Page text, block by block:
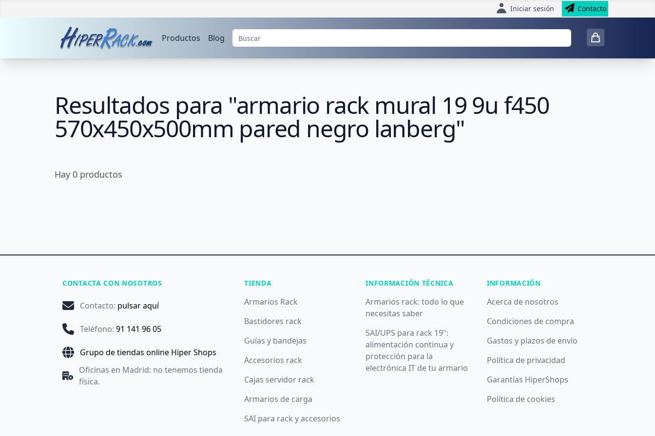
Iniciar sesión Contacto
Productos Blog
Resultados para "armario rack mural 19 9u f450
570x450x500mm pared negro lanberg"
Hay 0 productos
CONTACTA CON NOSOTROS
Contacto: pulsar aquí
Teléfono: 91 141 96 05
Grupo de tiendas online Hiper Shops
Oficinas en Madrid: no tenemos tienda
física.
TIENDA
Armarios Rack
Bastidores rack
Guías y bandejas
Accesorios rack
Cajas servidor rack
Armarios de carga
SAI para rack y accesorios
INFORMACIÓN TÉCNICA
Armarios rack: todo lo que
necesitas saber
SAI/UPS para rack 19":
alimentación continua y
protección para la
electrónica IT de tu armario
INFORMACIÓN
Acerca de nosotros
Condiciones de compra
Gastos y plazos de envío
Política de privacidad
Garantías HiperShops
Política de cookies